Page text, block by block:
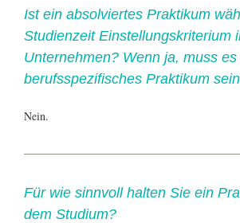
Ist ein absolviertes Praktikum
Studienzeit Einstellungskriterium
Unternehmen? Wenn ja, muss es
berufsspezifisches Praktikum
Nein.
Für wie sinnvoll halten Sie ein
dem Studium?